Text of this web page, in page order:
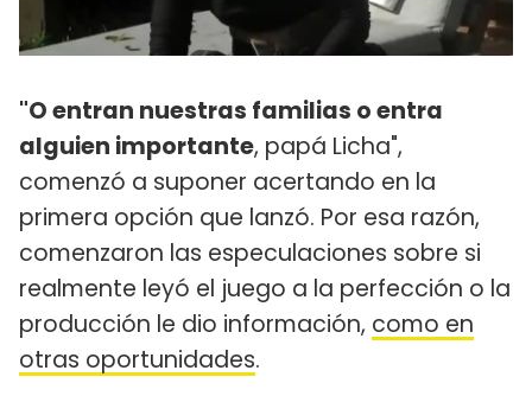
"O entran nuestras familias o entra
alguien importante, papá Licha",
comenzó a suponer acertando en la
primera opción que lanzó. Por esa razón,
comenzaron las especulaciones sobre si
realmente leyó el juego a la perfección o la
producción le dio información, como en
otras oportunidades.